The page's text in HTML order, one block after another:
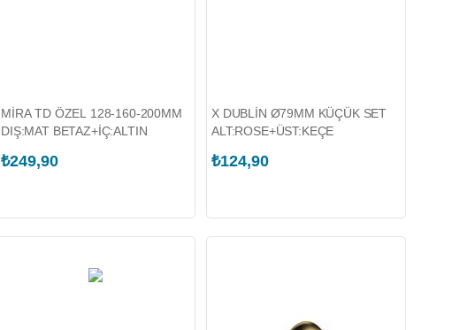
MİRA TD ÖZEL 128-160-200MM
DIŞ:MAT BETAZ+İÇ:ALTIN
₺249,90
X DUBLİN Ø79MM KÜÇÜK SET
ALT:ROSE+ÜST:KEÇE
₺124,90